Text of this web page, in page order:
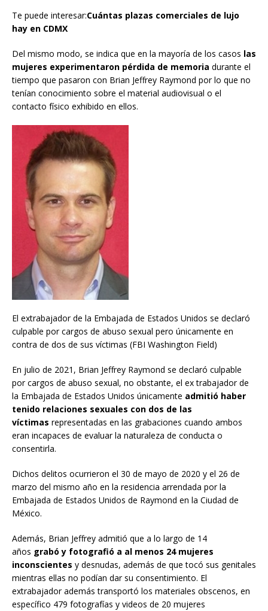
Te puede interesar:Cuántas plazas comerciales de lujo
hay en CDMX
Del mismo modo, se indica que en la mayoría de los casos las
mujeres experimentaron pérdida de memoria durante el
tiempo que pasaron con Brian Jeffrey Raymond por lo que no
tenían conocimiento sobre el material audiovisual o el
contacto físico exhibido en ellos.
El extrabajador de la Embajada de Estados Unidos se declaró
culpable por cargos de abuso sexual pero únicamente en
contra de dos de sus víctimas (FBI Washington Field)
En julio de 2021, Brian Jeffrey Raymond se declaró culpable
por cargos de abuso sexual, no obstante, el ex trabajador de
la Embajada de Estados Unidos únicamente admitió haber
tenido relaciones sexuales con dos de las
víctimas representadas en las grabaciones cuando ambos
eran incapaces de evaluar la naturaleza de conducta o
consentirla.
Dichos delitos ocurrieron el 30 de mayo de 2020 y el 26 de
marzo del mismo año en la residencia arrendada por la
Embajada de Estados Unidos de Raymond en la Ciudad de
México.
Además, Brian Jeffrey admitió que a lo largo de 14
años grabó y fotografió a al menos 24 mujeres
inconscientes y desnudas, además de que tocó sus genitales
mientras ellas no podían dar su consentimiento. El
extrabajador además transportó los materiales obscenos, en
específico 479 fotografías y videos de 20 mujeres